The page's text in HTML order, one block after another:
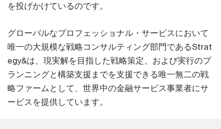
を投げかけているのです。
グローバルなプロフェッショナル・サービスにおいて
唯一の大規模な戦略コンサルティング部門であるStrat
egy&は、現実解を目指した戦略策定、および実行のプ
ランニングと構築支援までを支援できる唯一無二の戦
略ファームとして、世界中の金融サービス事業者にサ
ービスを提供しています。